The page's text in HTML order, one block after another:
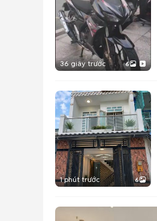
36 giây trước 6
1 phút trước 6